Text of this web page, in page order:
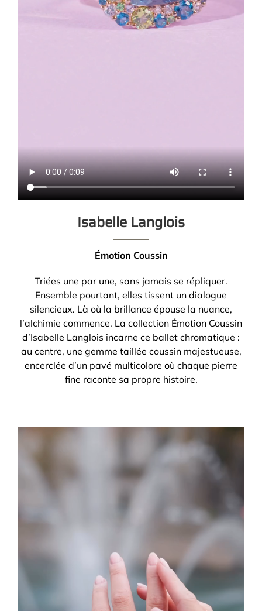
Isabelle Langlois
Émotion Coussin
Triées une par une, sans jamais se répliquer.
Ensemble pourtant, elles tissent un dialogue
silencieux. Là où la brillance épouse la nuance,
l’alchimie commence. La collection Émotion Coussin
d’Isabelle Langlois incarne ce ballet chromatique :
au centre, une gemme taillée coussin majestueuse,
encerclée d’un pavé multicolore où chaque pierre
fine raconte sa propre histoire.